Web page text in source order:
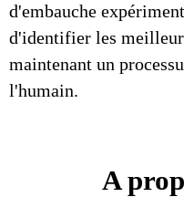
d'embauche
d'identifier les
maintenant un
l'humain.
A